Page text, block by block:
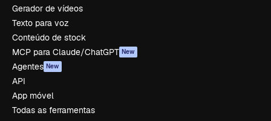
Gerador de vídeos
Texto para voz
Conteúdo de stock
MCP para Claude/ChatGPT New
Agentes New
API
App móvel
Todas as ferramentas